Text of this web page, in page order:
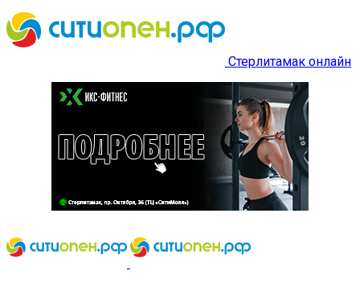
Стерлитамак онлайн